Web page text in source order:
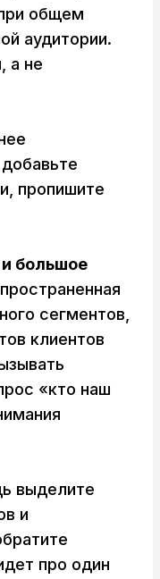
общем
аудитории.
а не
пропишите
большое
сегментов,
клиентов
«кто наш
выделите
и
про один